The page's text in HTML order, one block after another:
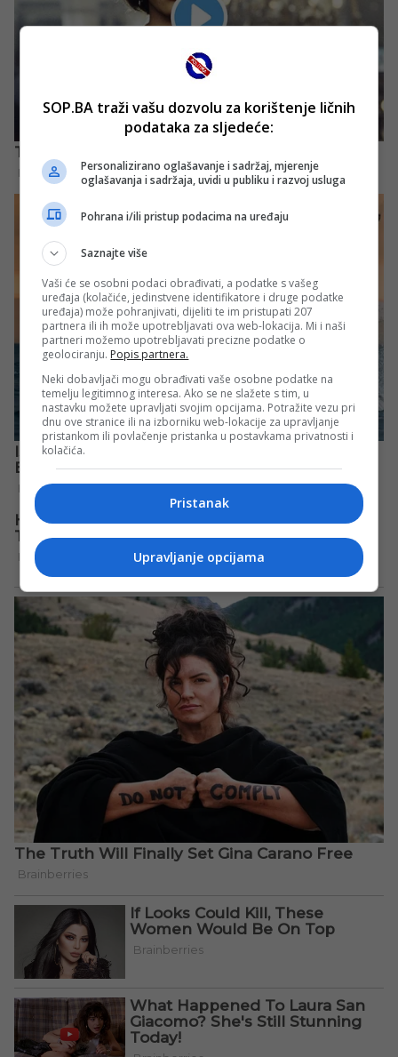
SOP.BA traži vašu dozvolu za korištenje ličnih
podataka za sljedeće:
Personalizirano oglašavanje i sadržaj, mjerenje
oglašavanja i sadržaja, uvidi u publiku i razvoj usluga
Pohrana i/ili pristup podacima na uređaju
Saznajte više
Vaši će se osobni podaci obrađivati, a podatke s vašeg
uređaja (kolačiće, jedinstvene identifikatore i druge podatke
uređaja) može pohranjivati, dijeliti te im pristupati 207
partnera ili ih može upotrebljavati ova web-lokacija. Mi i naši
partneri možemo upotrebljavati precizne podatke o
geolociranju. Popis partnera.
Neki dobavljači mogu obrađivati vaše osobne podatke na
temelju legitimnog interesa. Ako se ne slažete s tim, u
nastavku možete upravljati svojim opcijama. Potražite vezu pri
dnu ove stranice ili na izborniku web-lokacije za upravljanje
pristankom ili povlačenje pristanka u postavkama privatnosti i
kolačića.
Pristanak
Upravljanje opcijama